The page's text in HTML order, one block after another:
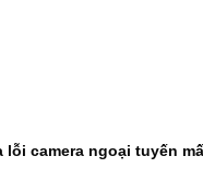
lỗi camera ngoại tuyến